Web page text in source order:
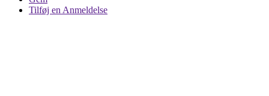
Tilføj en Anmeldelse